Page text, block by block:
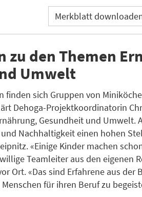
Merkblatt
zu den Themen
Umwelt
finden sich Gruppen von
Dehoga-Projektkoordinatorin
Gesundheit und Umwelt.
Nachhaltigkeit einen hohen
«Einige Kinder machen
Teamleiter aus den eigenen
Ort. «Das sind Erfahrene aus der
für ihren Beruf zu